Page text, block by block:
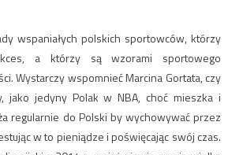
wspaniałych polskich sportowców, którzy
a którzy są wzorami sportowego
Wystarczy wspomnieć Marcina Gortata, czy
jako jedyny Polak w NBA, choć mieszka i
regularnie do Polski by wychowywać przez
w to pieniądze i poświęcając swój czas.